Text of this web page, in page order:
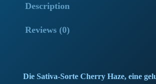
Description
Reviews (0)
Die Sativa-Sorte Cherry Haze, eine